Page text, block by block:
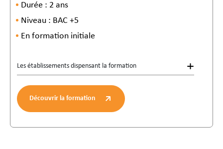
Durée : 2 ans
Niveau : BAC +5
En formation initiale
Les établissements dispensant la formation
Découvrir la formation